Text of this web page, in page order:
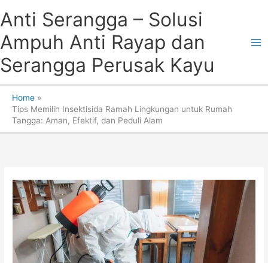
to
Anti Serangga – Solusi
Ampuh Anti Rayap dan
Serangga Perusak Kayu
Home
Tips Memilih Insektisida Ramah Lingkungan untuk Rumah
Tangga: Aman, Efektif, dan Peduli Alam